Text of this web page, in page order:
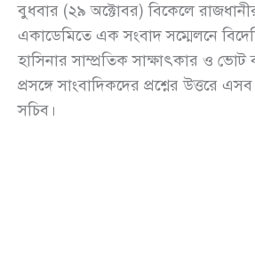
বুধবার (২৯ অক্টোবর) বিকেলে
একাডেমিতে এক সংবাদ সম্মেলনে
হাসিনার সাম্প্রতিক সাক্ষাৎকার ও ভোট
প্রসঙ্গে সাংবাদিকদের প্রশ্নের উত্তরে
সচিব।